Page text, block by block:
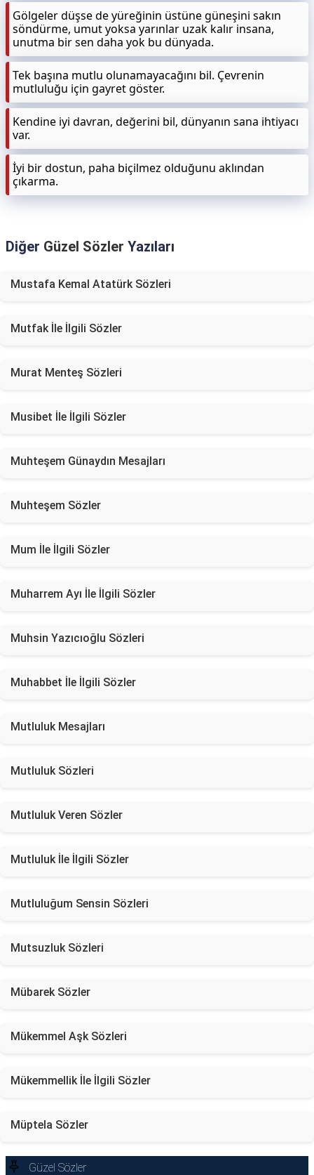
Gölgeler düşse de yüreğinin üstüne güneşini sakın
söndürme, umut yoksa yarınlar uzak kalır insana,
unutma bir sen daha yok bu dünyada.
Tek başına mutlu olunamayacağını bil. Çevrenin
mutluluğu için gayret göster.
Kendine iyi davran, değerini bil, dünyanın sana ihtiyacı
var.
İyi bir dostun, paha biçilmez olduğunu aklından
çıkarma.
Diğer Güzel Sözler Yazıları
Mustafa Kemal Atatürk Sözleri
Mutfak İle İlgili Sözler
Murat Menteş Sözleri
Musibet İle İlgili Sözler
Muhteşem Günaydın Mesajları
Muhteşem Sözler
Mum İle İlgili Sözler
Muharrem Ayı İle İlgili Sözler
Muhsin Yazıcıoğlu Sözleri
Muhabbet İle İlgili Sözler
Mutluluk Mesajları
Mutluluk Sözleri
Mutluluk Veren Sözler
Mutluluk İle İlgili Sözler
Mutluluğum Sensin Sözleri
Mutsuzluk Sözleri
Mübarek Sözler
Mükemmel Aşk Sözleri
Mükemmellik İle İlgili Sözler
Müptela Sözler
Güzel Sözler